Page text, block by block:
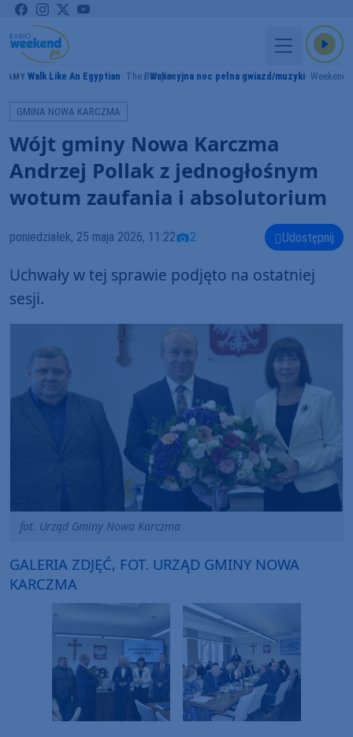
Walk Like An Egyptian The BanglesWakacyjna noc pełna gwiazd/muzyki Weekend
GMINA NOWA KARCZMA
Wójt gminy Nowa Karczma
Andrzej Pollak z jednogłośnym
wotum zaufania i absolutorium
poniedziałek, 25 maja 2026, 11:22 2 Udostępnij
Uchwały w tej sprawie podjęto na ostatniej
sesji.
fot. Urząd Gminy Nowa Karczma
GALERIA ZDJĘĆ, FOT. URZĄD GMINY NOWA
KARCZMA